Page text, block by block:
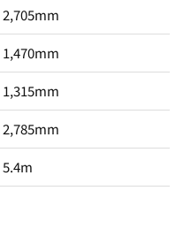
2,705mm
1,470mm
1,315mm
2,785mm
5.4m